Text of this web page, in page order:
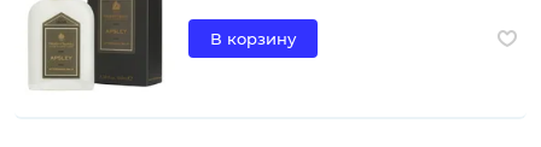
В корзину